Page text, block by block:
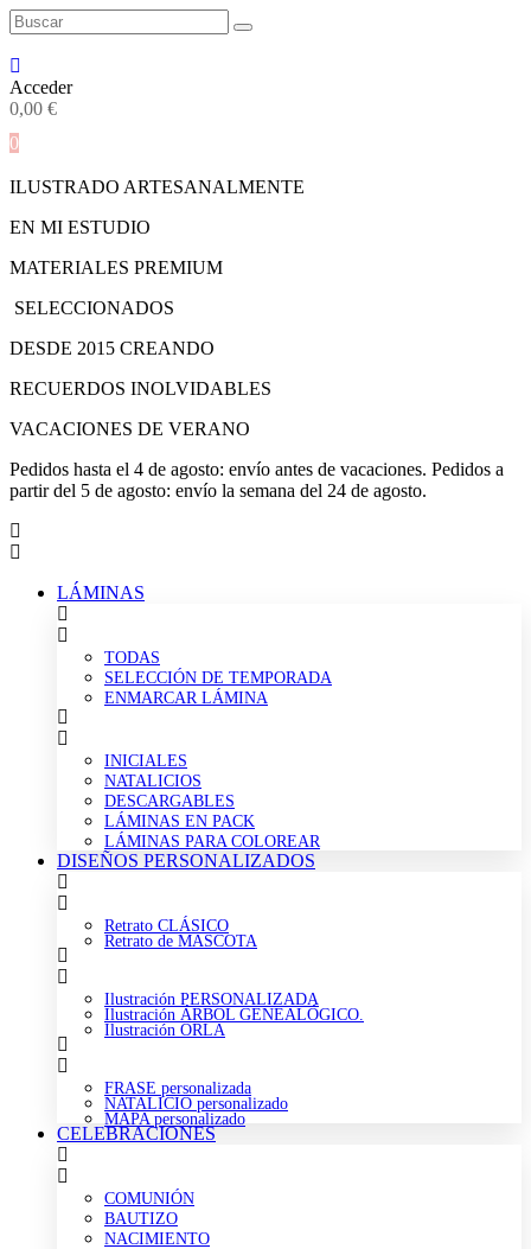
Acceder
0,00 €
0
ILUSTRADO ARTESANALMENTE
EN MI ESTUDIO
MATERIALES PREMIUM
SELECCIONADOS
DESDE 2015 CREANDO
RECUERDOS INOLVIDABLES
VACACIONES DE VERANO
Pedidos hasta el 4 de agosto: envío antes de vacaciones. Pedidos a
partir del 5 de agosto: envío la semana del 24 de agosto.
LÁMINAS
TODAS
SELECCIÓN DE TEMPORADA
ENMARCAR LÁMINA
INICIALES
NATALICIOS
DESCARGABLES
LÁMINAS EN PACK
LÁMINAS PARA COLOREAR
DISEÑOS PERSONALIZADOS
Retrato CLÁSICO
Retrato de MASCOTA
Ilustración PERSONALIZADA
Ilustración ÁRBOL GENEALÓGICO.
Ilustración ORLA
FRASE personalizada
NATALICIO personalizado
MAPA personalizado
CELEBRACIONES
COMUNIÓN
BAUTIZO
NACIMIENTO